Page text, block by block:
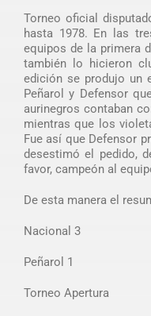
Torneo oficial
hasta 1978. En las
equipos de la primera
también lo hicieron
edición se produjo un
Peñarol y Defensor
aurinegros contaban
mientras que los
Fue así que Defensor
desestimó el pedido,
favor, campeón al
De esta manera el
Nacional 3
Peñarol 1
Torneo Apertura